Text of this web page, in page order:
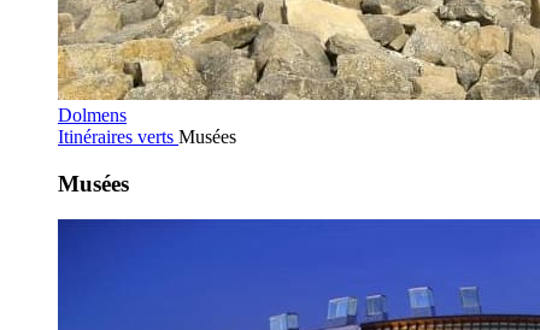
Dolmens
Itinéraires verts Musées
Musées